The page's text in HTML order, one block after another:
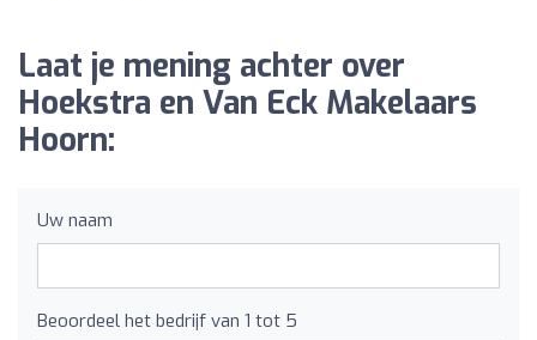
Laat je mening achter over
Hoekstra en Van Eck Makelaars
Hoorn:
Uw naam
Beoordeel het bedrijf van 1 tot 5